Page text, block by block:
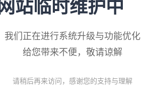
网站临时维护中
我们正在进行系统升级与功能优化
给您带来不便，敬请谅解
请稍后再来访问，感谢您的支持与理解